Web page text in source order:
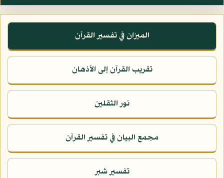
الميزان في تفسير القرآن
تقريب القرآن إلى الأذهان
نور الثقلين
مجمع البيان في تفسير القرآن
تفسير شبر